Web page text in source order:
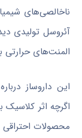
ناخالصی‌های
آئروسل تولیدی
المنت‌های حرارتی
این داروساز
محصولات احتراقی